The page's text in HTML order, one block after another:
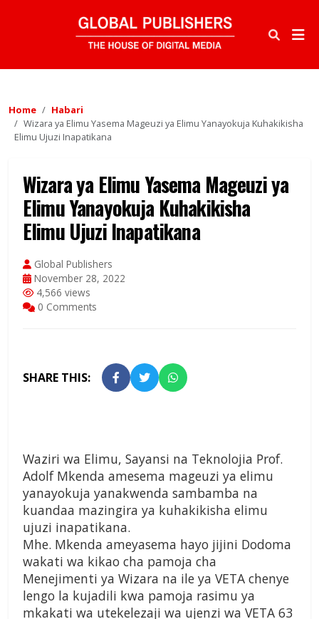
Home
Habari
Wizara ya Elimu Yasema Mageuzi ya Elimu Yanayokuja Kuhakikisha
Elimu Ujuzi Inapatikana
Wizara ya Elimu Yasema Mageuzi ya
Elimu Yanayokuja Kuhakikisha
Elimu Ujuzi Inapatikana
Global Publishers
November 28, 2022
4,566 views
0 Comments
SHARE THIS:
Waziri wa Elimu, Sayansi na Teknolojia Prof.
Adolf Mkenda amesema mageuzi ya elimu
yanayokuja yanakwenda sambamba na
kuandaa mazingira ya kuhakikisha elimu
ujuzi inapatikana.
Mhe. Mkenda ameyasema hayo jijini Dodoma
wakati wa kikao cha pamoja cha
Menejimenti ya Wizara na ile ya VETA chenye
lengo la kujadili kwa pamoja rasimu ya
mkakati wa utekelezaji wa ujenzi wa VETA 63